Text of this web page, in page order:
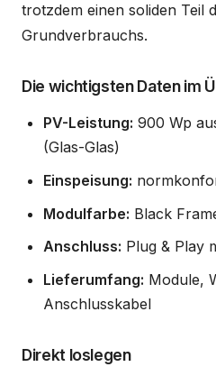
trotzdem einen soliden Teil
Grundverbrauchs.
Die wichtigsten Daten im
PV-Leistung: 900 Wp
(Glas-Glas)
Einspeisung:
Modulfarbe: Black
Anschluss: Plug & Play
Lieferumfang: Module,
Anschlusskabel
Direkt loslegen